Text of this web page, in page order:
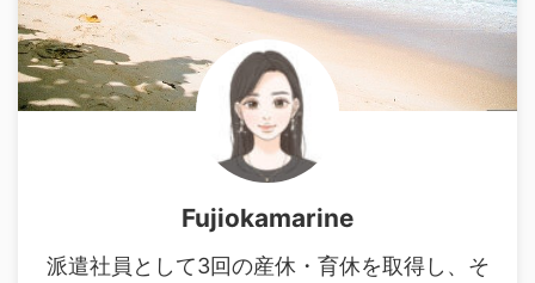
Fujiokamarine
派遣社員として3回の産休・育休を取得し、そ